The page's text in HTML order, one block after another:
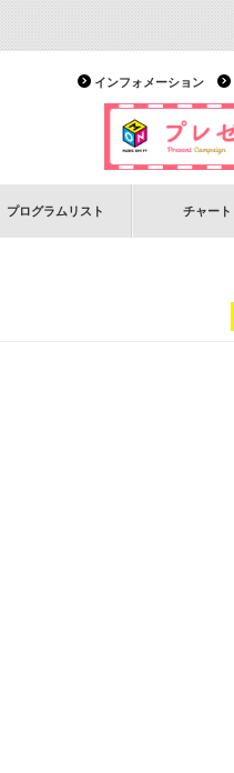
インフォメーション
プログラムリスト チャート